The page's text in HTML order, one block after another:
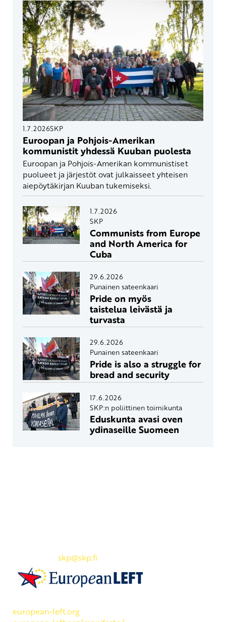
1.7.2026SKP
Euroopan ja Pohjois-Amerikan
kommunistit yhdessä Kuuban puolesta
Euroopan ja Pohjois-Amerikan kommunistiset
puolueet ja järjestöt ovat julkaisseet yhteisen
aiepöytäkirjan Kuuban tukemiseksi.
1.7.2026
SKP
Communists from Europe
and North America for
Cuba
29.6.2026
Punainen sateenkaari
Pride on myös
taistelua leivästä ja
turvasta
29.6.2026
Punainen sateenkaari
Pride is also a struggle for
bread and security
17.6.2026
SKP:n poliittinen toimikunta
Eduskunta avasi oven
ydinaseille Suomeen
skp@skp.fi
european-left.org